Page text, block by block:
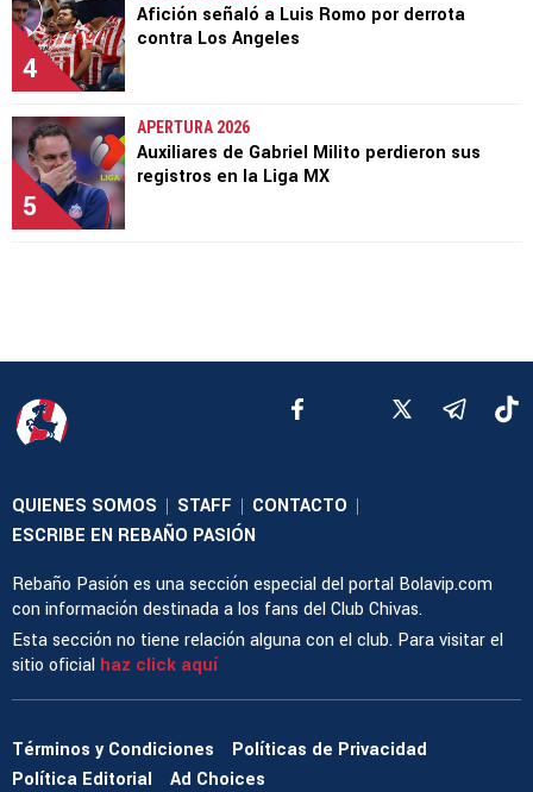
4
Afición señaló a Luis Romo por derrota
contra Los Angeles
5
APERTURA 2026
Auxiliares de Gabriel Milito perdieron sus
registros en la Liga MX
QUIENES SOMOS | STAFF | CONTACTO |
ESCRIBE EN REBAÑO PASIÓN
Rebaño Pasión es una sección especial del portal Bolavip.com
con información destinada a los fans del Club Chivas.
Esta sección no tiene relación alguna con el club. Para visitar el
sitio oficial haz click aquí
Términos y Condiciones
Políticas de Privacidad
Política Editorial
Ad Choices